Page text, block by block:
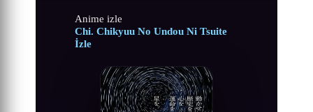
Anime izle
Chi. Chikyuu No Undou Ni Tsuite
İzle